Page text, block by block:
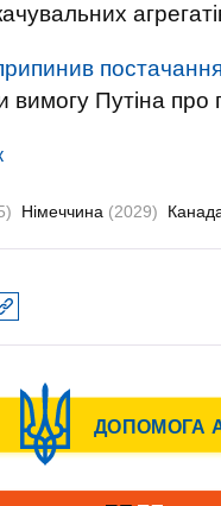
вимогу Путіна про
Німеччина (2029)